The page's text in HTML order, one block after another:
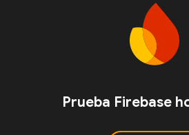
Prueba Firebase